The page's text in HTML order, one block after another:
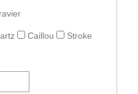
Caillou Stroke